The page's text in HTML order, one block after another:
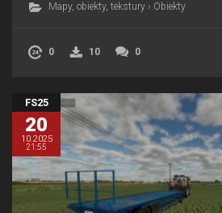
Mapy, obiekty, tekstury › Obiekty
0 10 0
FS25
20
10.2025
21:55